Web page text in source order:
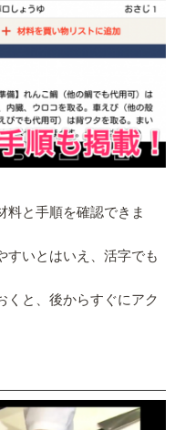
料と手順を確認できま
すいとはいえ、活字でも
くと、後からすぐにアク